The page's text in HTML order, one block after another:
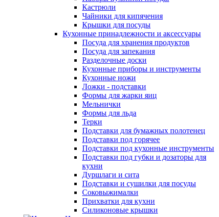
Кастрюли
Чайники для кипячения
Крышки для посуды
Кухонные принадлежности и аксессуары
Посуда для хранения продуктов
Посуда для запекания
Разделочные доски
Кухонные приборы и инструменты
Кухонные ножи
Ложки - подставки
Формы для жарки яиц
Мельнички
Формы для льда
Терки
Подставки для бумажных полотенец
Подставки под горячее
Подставки под кухонные инструменты
Подставки под губки и дозаторы для
кухни
Дуршлаги и сита
Подставки и сушилки для посуды
Соковыжималки
Прихватки для кухни
Силиконовые крышки